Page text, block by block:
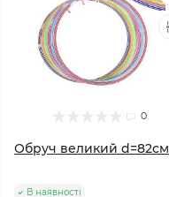
0
Обруч великий d=82см
В наявності